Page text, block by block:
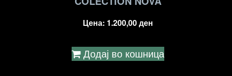
Цена: 1.200,00ден
Додај во кошница